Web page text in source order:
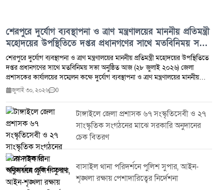
শেরপুরে দুর্যোগ ব্যবস্থাপনা ও ত্রাণ মন্ত্রণালয়ের মাননীয় প্রতিমন্ত্রী
মহোদয়ের উপস্থিতিতে দপ্তর প্রধানগণের সাথে মতবিনিময় সভা
অনুষ্ঠিত
শেরপুরে দুর্যোগ ব্যবস্থাপনা ও ত্রাণ মন্ত্রণালয়ের মাননীয় প্রতিমন্ত্রী মহোদয়ের উপস্থিতিতে
দপ্তর প্রধানগণের সাথে মতবিনিময় সভা অনুষ্ঠিত আজ (২৮ জুলাই ২০২৬) জেলা
প্রশাসকের কার্যালয়ের সম্মেলন কক্ষে দুর্যোগ ব্যবস্থাপনা ও ত্রাণ মন্ত্রণালয়ের মাননীয়
প্রতিমন্ত্রী জনাব এম. ইকবাল হোসেইন এমপি মহোদয়ের সাথে জেলার সকল দপ্তর
প্রধানগণের মতবিনিময় সভা অনুষ্ঠিত হয়। উক্ত সভায় সভাপতিত্ব করেন শেরপুর জেলার
জেলা প্রশাসক ও বিজ্ঞ জেলা ম্যাজিস্ট্রেট মিজ্ ফরিদা ইয়াসমিন। বিশেষ অতিথি হিসেবে
উপস্থিত ছিলেন জনাব মোঃ মাহমুদুল হক রুবেল মাননীয় সংসদ সদস্য (
শেরপুর-৩),মিজ্ সানসিলা জেবরিন মাননীয় সংসদ সদস্য ( সংরক্ষিত মহিলা আসন-১৫)।
এছাড়া অন্যান্য অতিথিদের মধ্যে উপস্থিত ছিলেন জনাব এবিএম মামুনুর রশীদ
পলাশ,প্রশাসক জেলা পরিষদ শেরপুর, জনাব দীপংকর রায় প্রধান নির্বাহী কর্মকর্তা, জেলা
পরিষদ শেরপুর, মিজ নাসরিন আক্তার অতিরিক্ত পুলিশ সুপার,শেরপুর সদর সার্কেল,
মিজ আরিফা সিদ্দিকা উপপরিচালক, স্থানীয় সরকার শেরপুর জনাব মোঃ শাকিল আহমেদ
অতিরিক্ত জেলা প্রশাসক (সার্বিক),শেরপুর এবং বিভিন্ন দপ্তরের দপ্তর প্রধানগন।সভায়
জেলার সাম্প্রতিক দুর্যোগ মোকাবেলা ত্রাণ বিতরণ কার্যক্রমের গতিশীলতা বৃদ্ধি এবং
জুলাই ৩০, ২০২৬ 0
টাঙ্গাইলে জেলা প্রশাসক ৬৭ সংস্কৃতিসেবী ও ২৭
সাংস্কৃতিক সংগঠনের মাঝে সরকারি অনুদানের
চেক বিতরণ
বাসাইল থানা পরিদর্শনে পুলিশ সুপার, আইন-
শৃঙ্খলা রক্ষায় পেশাদারিত্বের নির্দেশনা